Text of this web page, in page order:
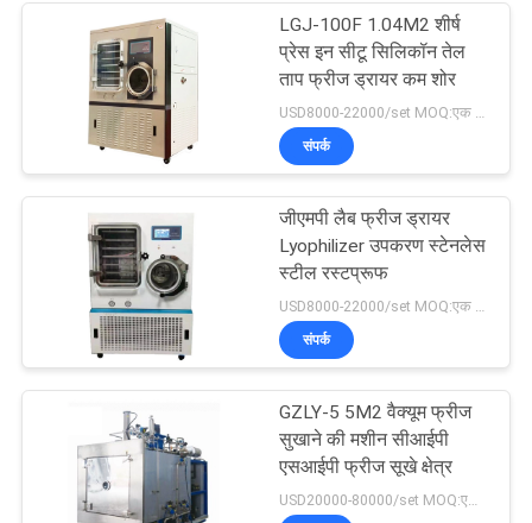
PRIVACY
POLICY
टीजीए डीएससी उपकरण
ताप
विभेदक स्कैनिंग
कैलोरीमीटर
5
LGJ-100F 1.04M2 शीर्ष
प्रेस इन सीटू सिलिकॉन तेल
ताप फ्रीज ड्रायर कम शोर
संपर्क
जीएमपी लैब फ्रीज ड्रायर
Lyophilizer उपकरण स्टेनलेस
स्टील रस्टप्रूफ
संपर्क
GZLY-5 5M2 वैक्यूम फ्रीज
सुखाने की मशीन सीआईपी
एसआईपी फ्रीज सूखे क्षेत्र